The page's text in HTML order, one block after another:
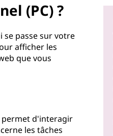
(PC) ?
se passe sur votre
afficher les
que vous
permet d'interagir
les tâches